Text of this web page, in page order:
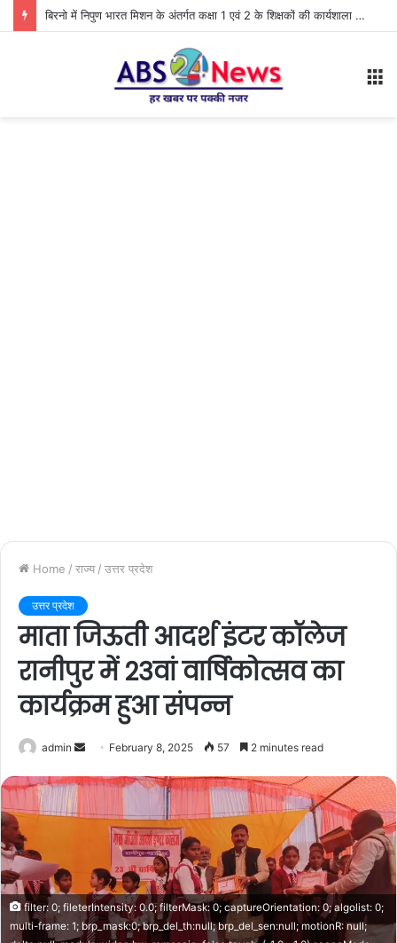
बिरनो में निपुण भारत मिशन के अंतर्गत कक्षा 1 एवं 2 के शिक्षकों की कार्यशाला आयोजित
Home / राज्य / उत्तर प्रदेश
उत्तर प्रदेश
माता जिऊती आदर्श इंटर कॉलेज
रानीपुर में 23वां वार्षिकोत्सव का
कार्यक्रम हुआ संपन्न
admin
n
d
e
m
a
i
February 8, 2025 57 2 minutes read
filter: 0; fileterIntensity: 0.0; filterMask: 0; captureOrientation: 0; algolist: 0;
multi-frame: 1; brp_mask:0; brp_del_th:null; brp_del_sen:null; motionR: null;